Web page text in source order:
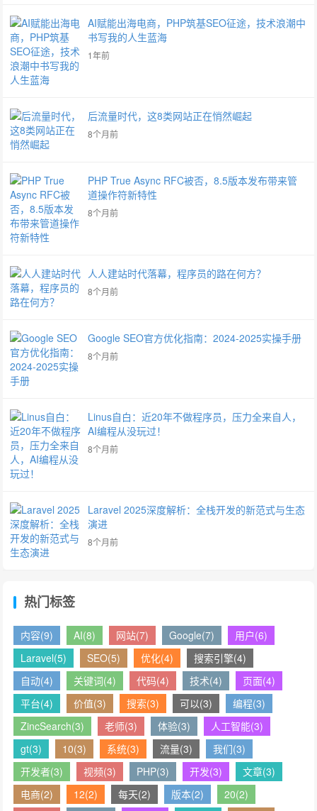
AI赋能出海电商，PHP筑基SEO征途，技术浪潮中
书写我的人生蓝海
1年前
后流量时代，这8类网站正在悄然崛起
8个月前
PHP True Async RFC被否，8.5版本发布带来管
道操作符新特性
8个月前
人人建站时代落幕，程序员的路在何方？
8个月前
Google SEO官方优化指南：2024-2025实操手册
8个月前
Linus自白：近20年不做程序员，压力全来自人，
AI编程从没玩过！
8个月前
Laravel 2025深度解析：全栈开发的新范式与生态
演进
8个月前
热门标签
内容(9) AI(8) 网站(7) Google(7)
用户(6)
Laravel(5)
SEO(5) 优化(4)
搜索引擎(4)
自动(4)
关键词(4) 代码(4) 技术(4)
页面(4)
平台(4)
价值(3) 搜索(3) 可以(3)
编程(3)
ZincSearch(3)
老师(3) 体验(3)
人工智能(3)
gt(3)
10(3) 系统(3) 流量(3)
我们(3)
开发者(3)
视频(3) PHP(3) 开发(3)
文章(3)
电商(2)
12(2) 每天(2) 版本(2)
20(2)